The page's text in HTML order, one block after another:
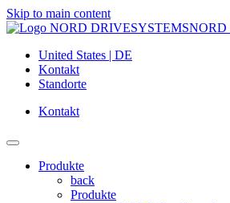
Skip to main content
NORD
United States | DE
Kontakt
Standorte
Kontakt
Produkte
back
Produkte